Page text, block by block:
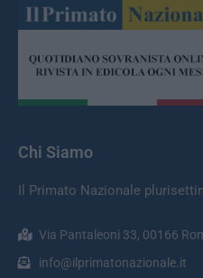
Chi Siamo
Il Primato Nazionale
Via Pantaleoni 33, 00166
info@ilprimatonazionale.it